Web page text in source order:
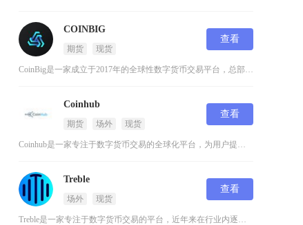
COINBIG
期货 现货
查看
CoinBig是一家成立于2017年的全球性数字货币交易平台，总部位于新加坡。作为一家专注
Coinhub
期货 场外 现货
查看
Coinhub是一家专注于数字货币交易的全球化平台，为用户提供安全、高效的数字资产交易服务
Treble
场外 现货
查看
Treble是一家专注于数字货币交易的平台，近年来在行业内逐渐崭露头角。这个交易平台以其简